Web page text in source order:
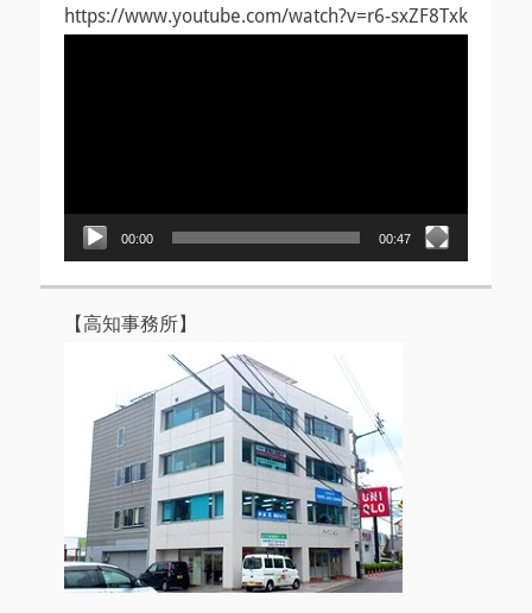
https://www.youtube.com/watch?v=r6-sxZF8Txk
00:00 00:47
【高知事務所】